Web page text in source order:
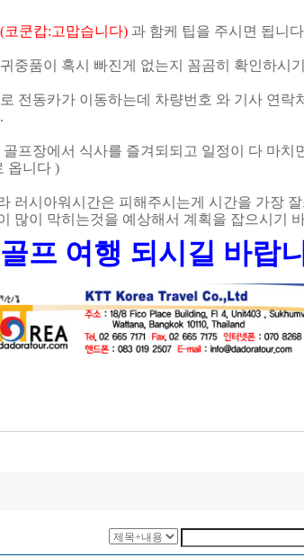
(코쿤캅:고맙습니다) 과 함케 팁을 주시면 됩니
중품이 혹시 빠진게 없는지 꼼곰히 확인하시
전동카가 이동하는데 차량번호 와 기사 연
.
프장에서 식사를 즐겨되되고 일정이 다 마치
옵니다 )
러시아워시간은 피해주시는게 시간을 가장
많이 막히는것을 예상해서 계획을 잡으시기
프 여행 되시길 바랍